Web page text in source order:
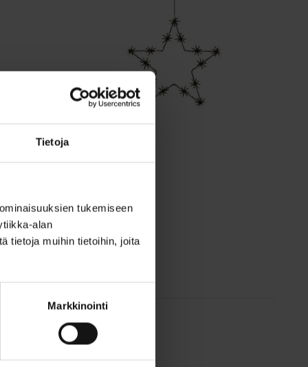
Tietoja
tukemiseen
alan
tietoja muihin tietoihin, joita
Markkinointi